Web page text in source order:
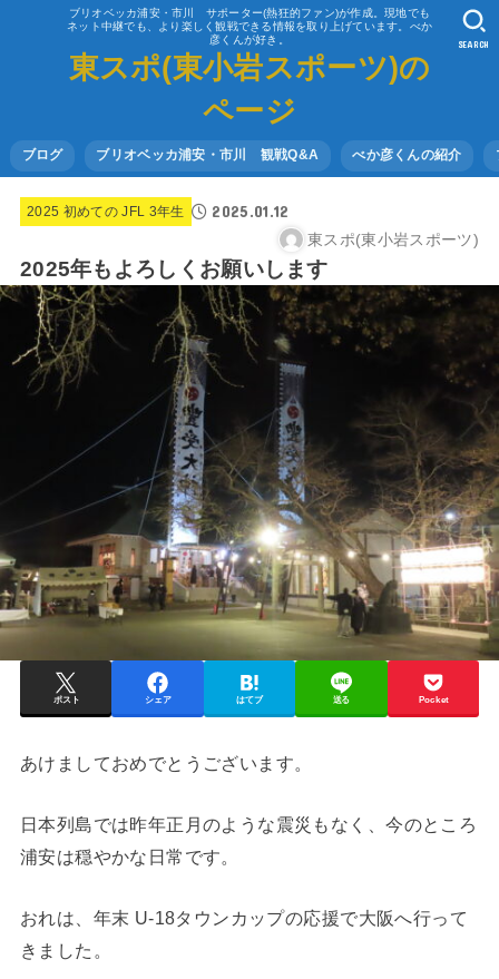
ブリオベッカ浦安・市川 サポーター(熱狂的ファン)が作成。現地でも
ネット中継でも、より楽しく観戦できる情報を取り上げています。べか
彦くんが好き。
東スポ(東小岩スポーツ)の
ページ
ブログ ブリオベッカ浦安・市川 観戦Q&A べか彦くんの紹介
SEARCH
2025 初めての JFL 3年生 2025.01.12
東スポ(東小岩スポーツ)
2025年もよろしくお願いします
ポスト シェア はてブ 送る Pocket
あけましておめでとうございます。
日本列島では昨年正月のような震災もなく、今のところ
浦安は穏やかな日常です。
おれは、年末 U-18タウンカップの応援で大阪へ行って
きました。